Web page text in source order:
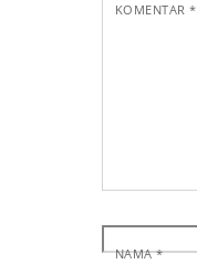
KOMENTAR*
NAMA*